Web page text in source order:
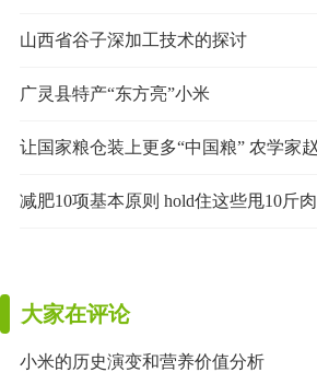
山西省谷子深加工技术的探讨
广灵县特产“东方亮”小米
减肥10项基本原则 hold住这些甩10斤肉
大家在评论
小米的历史演变和营养价值分析